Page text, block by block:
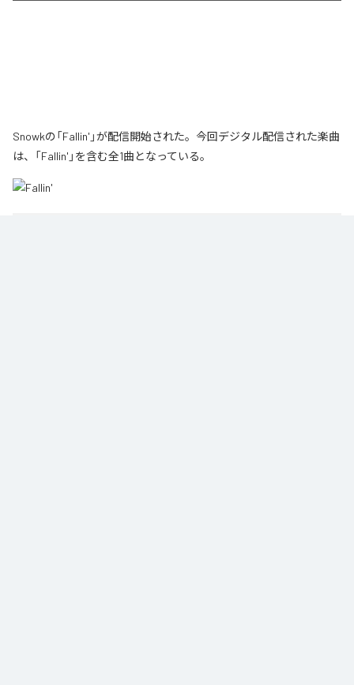
Snowkの「Fallin'」が配信開始された。今回デジタル配信された楽曲
は、「Fallin'」を含む全1曲となっている。